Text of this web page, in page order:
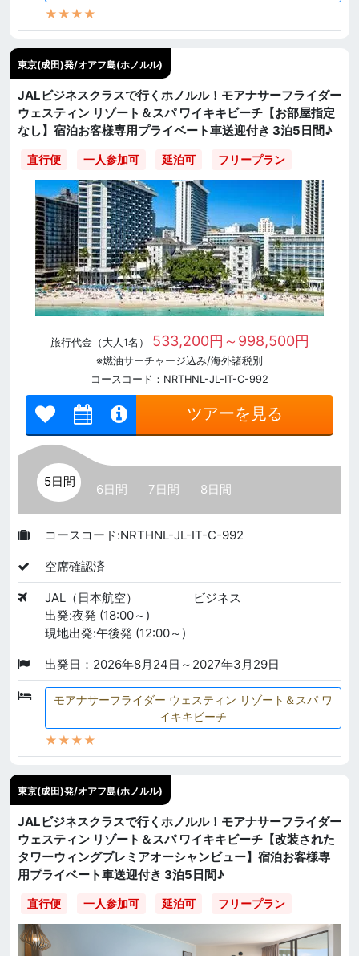
★★★★
東京(成田)発/オアフ島(ホノルル)
JALビジネスクラスで行くホノルル！モアナサーフライダー
ウェスティン リゾート＆スパ ワイキキビーチ【お部屋指定
なし】宿泊お客様専用プライベート車送迎付き 3泊5日間♪
直行便 一人参加可 延泊可 フリープラン
旅行代金（大人1名） 533,200円～998,500円
※燃油サーチャージ込み/海外諸税別
コースコード：NRTHNL-JL-IT-C-992
ツアーを見る
5日間
6日間 7日間 8日間
コースコード:NRTHNL-JL-IT-C-992
空席確認済
JAL（日本航空）
ビジネス
出発:夜発 (18:00～)
現地出発:午後発 (12:00～)
出発日：2026年8月24日～2027年3月29日
モアナサーフライダー ウェスティン リゾート＆スパ ワ
イキキビーチ
★★★★
東京(成田)発/オアフ島(ホノルル)
JALビジネスクラスで行くホノルル！モアナサーフライダー
ウェスティン リゾート＆スパ ワイキキビーチ【改装された
タワーウィングプレミアオーシャンビュー】宿泊お客様専
用プライベート車送迎付き 3泊5日間♪
直行便 一人参加可 延泊可 フリープラン